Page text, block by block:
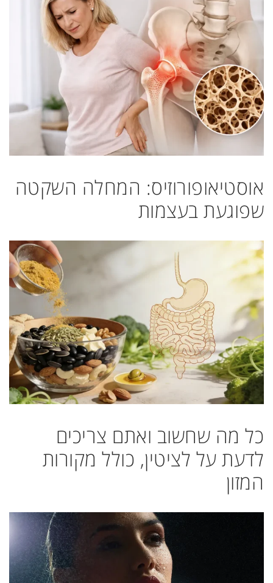
אוסטיאופורוזיס: המחלה השקטה
שפוגעת בעצמות
כל מה שחשוב ואתם צריכים
לדעת על לציטין, כולל מקורות
המזון